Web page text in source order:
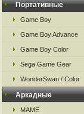
Портативные
Game Boy
Game Boy Advance
Game Boy Color
Sega Game Gear
WonderSwan / Color
Аркадные
MAME